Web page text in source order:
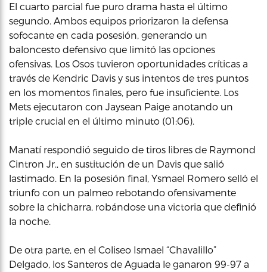
El cuarto parcial fue puro drama hasta el último
segundo. Ambos equipos priorizaron la defensa
sofocante en cada posesión, generando un
baloncesto defensivo que limitó las opciones
ofensivas. Los Osos tuvieron oportunidades críticas a
través de Kendric Davis y sus intentos de tres puntos
en los momentos finales, pero fue insuficiente. Los
Mets ejecutaron con Jaysean Paige anotando un
triple crucial en el último minuto (01:06).
Manatí respondió seguido de tiros libres de Raymond
Cintron Jr., en sustitución de un Davis que salió
lastimado. En la posesión final, Ysmael Romero selló el
triunfo con un palmeo rebotando ofensivamente
sobre la chicharra, robándose una victoria que definió
la noche.
De otra parte, en el Coliseo Ismael “Chavalillo”
Delgado, los Santeros de Aguada le ganaron 99-97 a